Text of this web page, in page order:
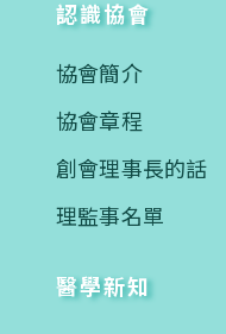
認識協會
協會簡介
協會章程
創會理事長的話
理監事名單
醫學新知